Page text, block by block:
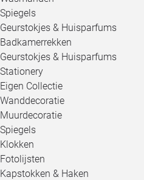
Spiegels
Geurstokjes & Huisparfums
Badkamerrekken
Geurstokjes & Huisparfums
Stationery
Eigen Collectie
Wanddecoratie
Muurdecoratie
Spiegels
Klokken
Fotolijsten
Kapstokken & Haken